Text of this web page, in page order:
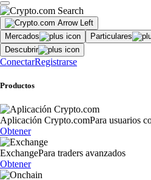
Mercados Particulares
Descubrir
ConectarRegistrarse
Productos
Aplicación Crypto.comPara usuarios
Obtener
ExchangePara traders avanzados
Obtener